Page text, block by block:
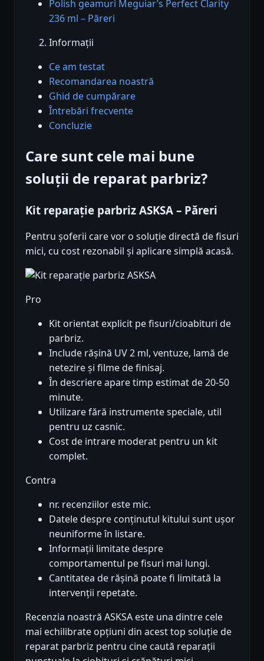
Polish geamuri Meguiar’s Perfect Clarity
236 ml – Păreri
Informații
Ce am testat
Recomandarea noastră
Ghid de cumpărare
Întrebări frecvente
Concluzie
Care sunt cele mai bune
soluții de reparat parbriz?
Kit reparație parbriz ASKSA – Păreri
Pentru șoferii care vor o soluție directă de fisuri
mici, cu cost rezonabil și aplicare simplă acasă.
Pro
Kit orientat explicit pe fisuri/cioabituri de
parbriz.
Include rășină UV 2 ml, ventuze, lamă de
netezire și filme de finisaj.
În descriere apare timp estimat de 20-50
minute.
Utilizare fără instrumente speciale, util
pentru uz casnic.
Cost de intrare moderat pentru un kit
complet.
Contra
nr. recenziilor este mic.
Datele despre conținutul kitului sunt ușor
neuniforme în listare.
Informații limitate despre
comportamentul pe fisuri mai lungi.
Cantitatea de rășină poate fi limitată la
intervenții repetate.
Recenzia noastră ASKSA este una dintre cele
mai echilibrate opțiuni din acest top soluție de
reparat parbriz pentru cine caută reparații